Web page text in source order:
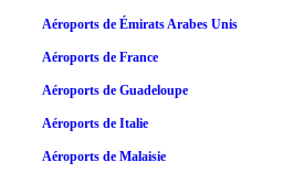
Aéroports de Émirats Arabes Unis
Aéroports de France
Aéroports de Guadeloupe
Aéroports de Italie
Aéroports de Malaisie